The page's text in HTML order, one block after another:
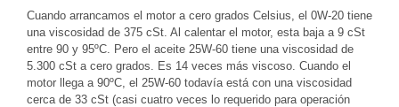
Cuando arrancamos el motor a cero grados Celsius, el 0W-20 tiene
una viscosidad de 375 cSt. Al calentar el motor, esta baja a 9 cSt
entre 90 y 95ºC. Pero el aceite 25W-60 tiene una viscosidad de
5.300 cSt a cero grados. Es 14 veces más viscoso. Cuando el
motor llega a 90ºC, el 25W-60 todavía está con una viscosidad
cerca de 33 cSt (casi cuatro veces lo requerido para operación